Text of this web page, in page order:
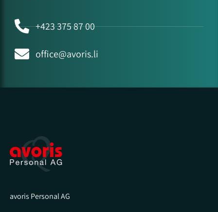
+423 375 87 00
office@avoris.li
avoris Personal AG